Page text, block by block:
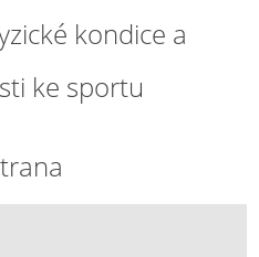
kondice a
ke sportu